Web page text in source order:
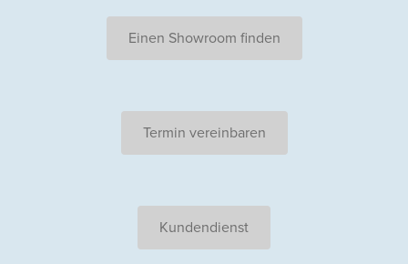
Einen Showroom finden
Termin vereinbaren
Kundendienst